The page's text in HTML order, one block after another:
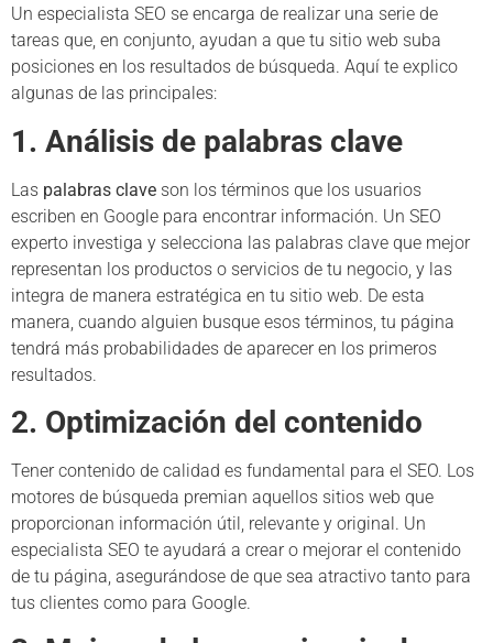
Un especialista SEO se encarga de realizar una serie de
tareas que, en conjunto, ayudan a que tu sitio web suba
posiciones en los resultados de búsqueda. Aquí te explico
algunas de las principales:
1. Análisis de palabras clave
Las palabras clave son los términos que los usuarios
escriben en Google para encontrar información. Un SEO
experto investiga y selecciona las palabras clave que mejor
representan los productos o servicios de tu negocio, y las
integra de manera estratégica en tu sitio web. De esta
manera, cuando alguien busque esos términos, tu página
tendrá más probabilidades de aparecer en los primeros
resultados.
2. Optimización del contenido
Tener contenido de calidad es fundamental para el SEO. Los
motores de búsqueda premian aquellos sitios web que
proporcionan información útil, relevante y original. Un
especialista SEO te ayudará a crear o mejorar el contenido
de tu página, asegurándose de que sea atractivo tanto para
tus clientes como para Google.